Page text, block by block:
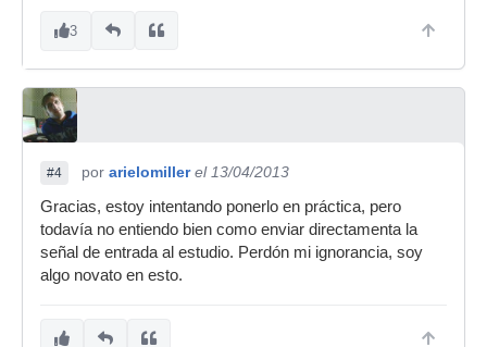
3
#4 por arielomiller el 13/04/2013
Gracias, estoy intentando ponerlo en práctica, pero
todavía no entiendo bien como enviar directamenta la
señal de entrada al estudio. Perdón mi ignorancia, soy
algo novato en esto.